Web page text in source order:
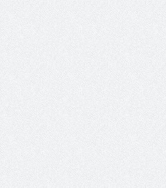
عضو مجلس الشارقة الرياضي